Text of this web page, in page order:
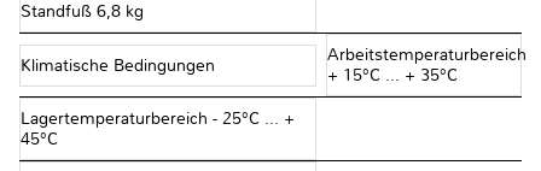
Standfuß 6,8 kg
Klimatische Bedingungen
Arbeitstemperaturbereich
+ 15°C ... + 35°C
Lagertemperaturbereich - 25°C ... +
45°C